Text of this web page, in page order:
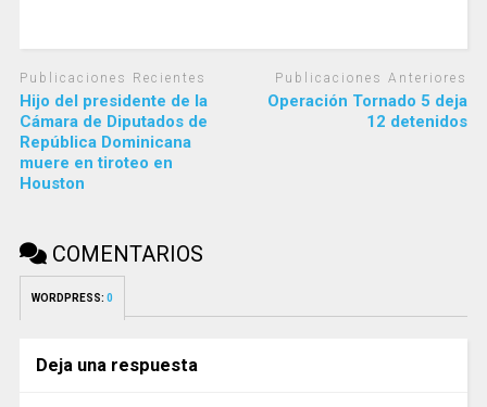
Publicaciones Recientes
Hijo del presidente de la
Cámara de Diputados de
República Dominicana
muere en tiroteo en
Houston
Publicaciones Anteriores
Operación Tornado 5 deja
12 detenidos
COMENTARIOS
WORDPRESS: 0
Deja una respuesta